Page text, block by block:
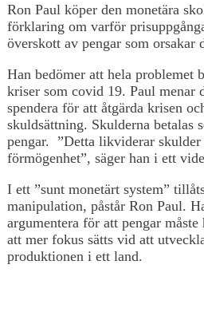
Ron Paul köper den monetära
förklaring om varför
överskott av pengar som orsakar
Han bedömer att hela problemet
kriser som covid 19. Paul menar
spendera för att åtgärda krisen
skuldsättning. Skulderna betalas
pengar. ”Detta likviderar skulder
förmögenhet”, säger han i ett
I ett ”sunt monetärt system”
manipulation, påstår Ron Paul.
argumentera för att pengar
att mer fokus sätts vid att
produktionen i ett land.